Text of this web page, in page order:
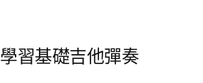
學習基礎吉他彈奏